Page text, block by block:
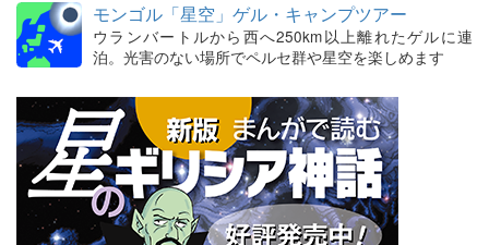
モンゴル「星空」ゲル・キャンプツアー
ウランバートルから西へ250km以上離れたゲルに連
泊。光害のない場所でペルセ群や星空を楽しめます